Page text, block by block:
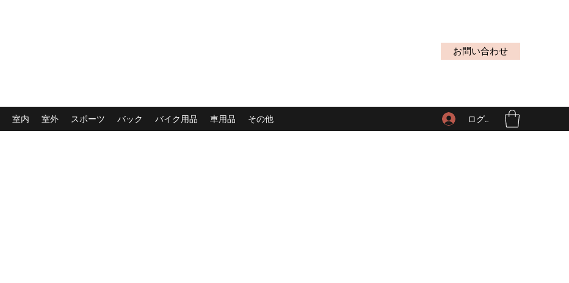
お問い合わせ
室内 室外 スポーツ バック バイク用品 車用品 その他 ログイン